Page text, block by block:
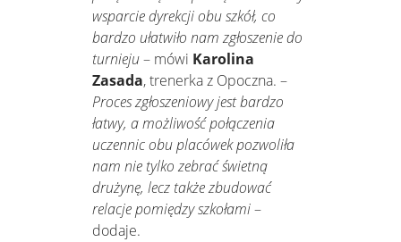
wsparcie dyrekcji obu szkół, co
bardzo ułatwiło nam zgłoszenie do
turnieju– mówi Karolina
Zasada, trenerka z Opoczna. –
Proces zgłoszeniowy jest bardzo
łatwy, a możliwość połączenia
uczennic obu placówek pozwoliła
nam nie tylko zebrać świetną
drużynę, lecz także zbudować
relacje pomiędzy szkołami–
dodaje.